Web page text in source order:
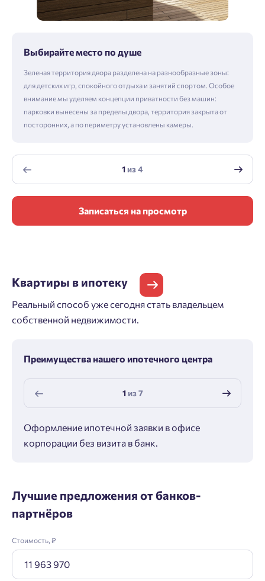
Выбирайте место по душе
Зеленая территория двора разделена на разнообразные зоны:
для детских игр, спокойного отдыха и занятий спортом. Особое
внимание мы уделяем концепции приватности без машин:
парковки вынесены за пределы двора, территория закрыта от
посторонних, а по периметру установлены камеры.
1из4
Записаться на просмотр
Квартиры в ипотеку
Реальный способ уже сегодня стать владельцем
собственной недвижимости.
Преимущества нашего ипотечного центра
1из7
Оформление ипотечной заявки в офисе
корпорации без визита в банк.
Лучшие предложения от банков-
партнёров
Стоимость, ₽